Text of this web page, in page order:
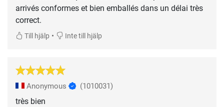
arrivés conformes et bien emballés dans un délai très
correct.
Till hjälp • Inte till hjälp
Anonymous (1010031)
très bien